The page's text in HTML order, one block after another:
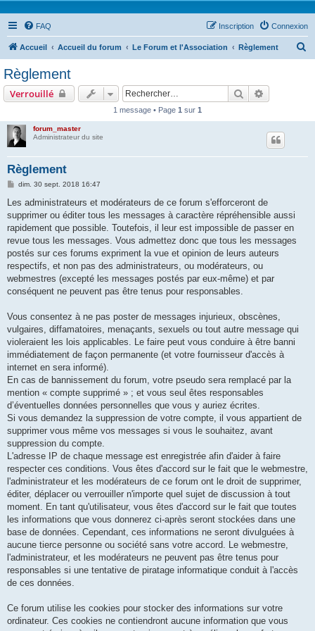
FAQ Connexion
Inscription
Accueil Accueil du forum Le Forum et l'Association Règlement
Règlement
Verrouillé Rechercher
1 message • Page 1 sur 1
forum_master
Administrateur du site
Règlement
M
s
a
g
e
dim. 30 sept. 2018 16:47
Les administrateurs et modérateurs de ce forum s'efforceront de
supprimer ou éditer tous les messages à caractère répréhensible aussi
rapidement que possible. Toutefois, il leur est impossible de passer en
revue tous les messages. Vous admettez donc que tous les messages
postés sur ces forums expriment la vue et opinion de leurs auteurs
respectifs, et non pas des administrateurs, ou modérateurs, ou
webmestres (excepté les messages postés par eux-même) et par
conséquent ne peuvent pas être tenus pour responsables.
Vous consentez à ne pas poster de messages injurieux, obscènes,
vulgaires, diffamatoires, menaçants, sexuels ou tout autre message qui
violeraient les lois applicables. Le faire peut vous conduire à être banni
immédiatement de façon permanente (et votre fournisseur d'accès à
internet en sera informé).
En cas de bannissement du forum, votre pseudo sera remplacé par la
mention « compte supprimé » ; et vous seul êtes responsables
d’éventuelles données personnelles que vous y auriez écrites.
Si vous demandez la suppression de votre compte, il vous appartient de
supprimer vous même vos messages si vous le souhaitez, avant
suppression du compte.
L'adresse IP de chaque message est enregistrée afin d'aider à faire
respecter ces conditions. Vous êtes d'accord sur le fait que le webmestre,
l'administrateur et les modérateurs de ce forum ont le droit de supprimer,
éditer, déplacer ou verrouiller n'importe quel sujet de discussion à tout
moment. En tant qu'utilisateur, vous êtes d'accord sur le fait que toutes
les informations que vous donnerez ci-après seront stockées dans une
base de données. Cependant, ces informations ne seront divulguées à
aucune tierce personne ou société sans votre accord. Le webmestre,
l'administrateur, et les modérateurs ne peuvent pas être tenus pour
responsables si une tentative de piratage informatique conduit à l'accès
de ces données.
Ce forum utilise les cookies pour stocker des informations sur votre
ordinateur. Ces cookies ne contiendront aucune information que vous